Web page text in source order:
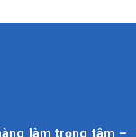
làm trọng tâm –